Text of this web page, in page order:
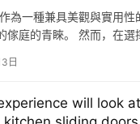
為一種兼具美觀與實用性
傢庭的青睞。 然而，在選
本文將為大傢普及一些廚
料。 第一點，選錯材料。
日
will look